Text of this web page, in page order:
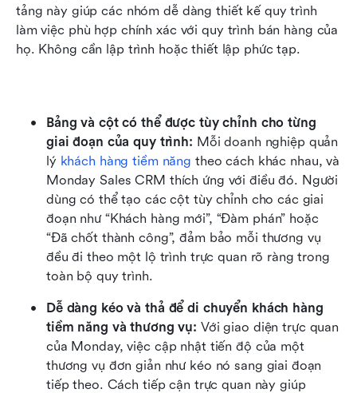
tảng này giúp các nhóm dễ dàng thiết kế quy trình
làm việc phù hợp chính xác với quy trình bán hàng của
họ. Không cần lập trình hoặc thiết lập phức tạp.
Bảng và cột có thể được tùy chỉnh cho từng
giai đoạn của quy trình: Mỗi doanh nghiệp quản
lý khách hàng tiềm năng theo cách khác nhau, và
Monday Sales CRM thích ứng với điều đó. Người
dùng có thể tạo các cột tùy chỉnh cho các giai
đoạn như “Khách hàng mới”, “Đàm phán” hoặc
“Đã chốt thành công”, đảm bảo mỗi thương vụ
đều đi theo một lộ trình trực quan rõ ràng trong
toàn bộ quy trình.
Dễ dàng kéo và thả để di chuyển khách hàng
tiềm năng và thương vụ: Với giao diện trực quan
của Monday, việc cập nhật tiến độ của một
thương vụ đơn giản như kéo nó sang giai đoạn
tiếp theo. Cách tiếp cận trực quan này giúp